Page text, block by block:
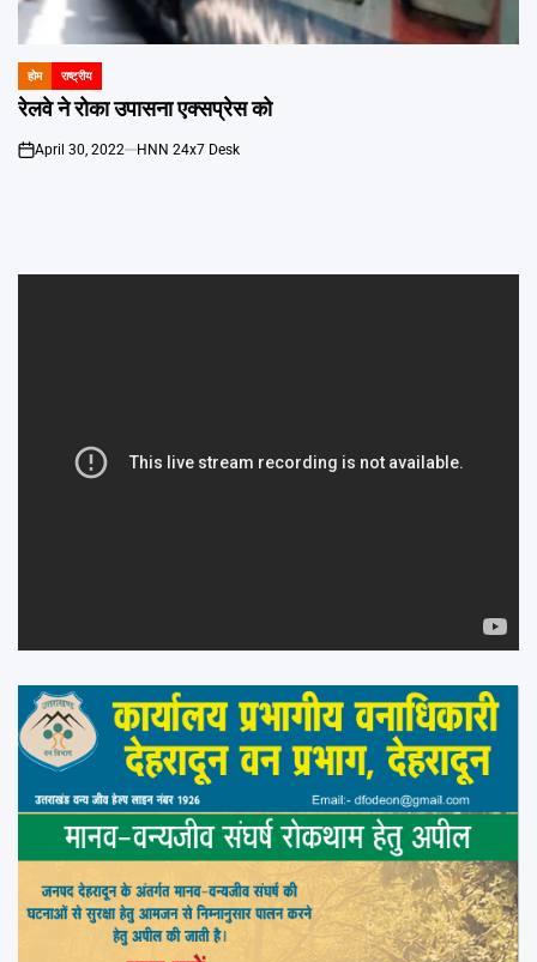
POSTED
IN
होम राष्ट्रीय
रेलवे ने रोका उपासना एक्सप्रेस को
on
April 30, 2022 HNN 24x7 Desk